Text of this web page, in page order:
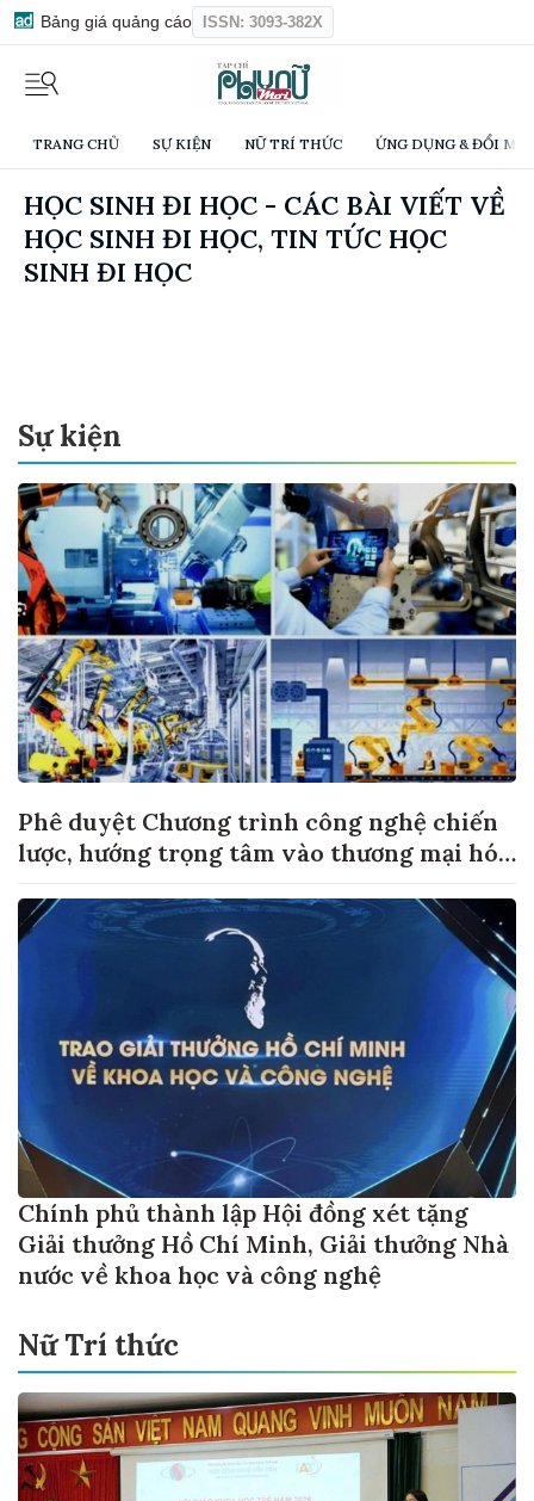
Bảng giá quảng cáo ISSN: 3093-382X
TRANG CHỦ SỰ KIỆN NỮ TRÍ THỨC ỨNG DỤNG & ĐỔI
HỌC SINH ĐI HỌC - CÁC BÀI VIẾT VỀ
HỌC SINH ĐI HỌC, TIN TỨC HỌC
SINH ĐI HỌC
Sự kiện
Phê duyệt Chương trình công nghệ chiến
lược, hướng trọng tâm vào thương mại hóa
Chính phủ thành lập Hội đồng xét tặng
Giải thưởng Hồ Chí Minh, Giải thưởng Nhà
nước về khoa học và công nghệ
Nữ Trí thức